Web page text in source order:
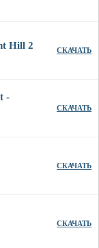
Hill 2 СКАЧАТЬ
-
СКАЧАТЬ
СКАЧАТЬ
СКАЧАТЬ